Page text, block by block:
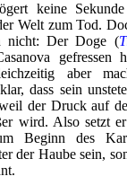
keine
Welt zum Tod.
nicht: Der Doge (
gefressen
aber
dass sein
der Druck auf
wird. Also setzt
Beginn des
der Haube sein,